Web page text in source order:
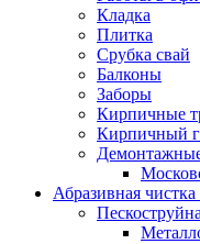
Кладка
Плитка
Срубка свай
Балконы
Заборы
Кирпичные
Кирпичный
Абразивная